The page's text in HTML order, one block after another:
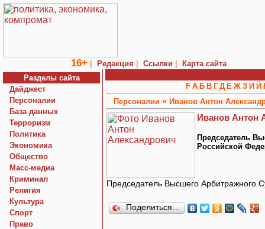
16+ | Редакция | Ссылки |
Карта сайта
Разделы сайта
Дайджест
Персоналии
База данных
Терроризм
Политика
Экономика
Общество
Macc-медиа
Криминал
Религия
Культура
Спорт
Право
F А Б В Г Д Е Ж З И Й
Персоналии » Иванов Антон
Иванов Антон
Председатель
Российской
Председатель Высшего Арбитражного
Поделиться…